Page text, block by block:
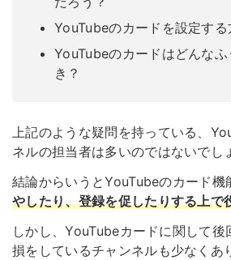
YouTubeのカードを設定する
YouTubeのカードはどんな
き？
上記のような疑問を持っている、
ネルの担当者は多いのではないでし
結論からいうとYouTubeのカード機
やしたり、登録を促したりする上で
しかし、YouTubeカードに関して
損をしているチャンネルも少なくあ